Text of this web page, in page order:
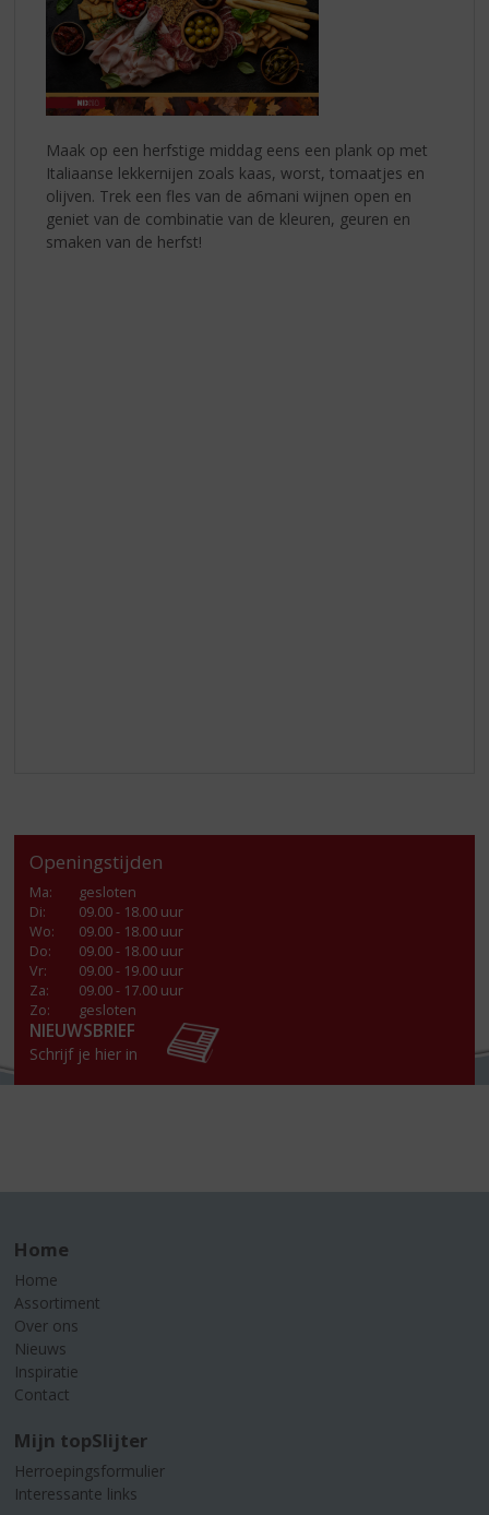
Maak op een herfstige middag eens een plank op met
Italiaanse lekkernijen zoals kaas, worst, tomaatjes en
olijven. Trek een fles van de a6mani wijnen open en
geniet van de combinatie van de kleuren, geuren en
smaken van de herfst!
Openingstijden
Ma:
gesloten
Di:
09.00 - 18.00 uur
Wo:
09.00 - 18.00 uur
Do:
09.00 - 18.00 uur
Vr:
09.00 - 19.00 uur
Za:
09.00 - 17.00 uur
Zo:
gesloten
NIEUWSBRIEF
Schrijf je hier in
Home
Home
Assortiment
Over ons
Nieuws
Inspiratie
Contact
Mijn topSlijter
Herroepingsformulier
Interessante links